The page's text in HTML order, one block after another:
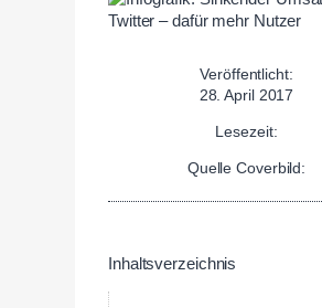
Veröffentlicht:
28. April 2017
Lesezeit:
Quelle Coverbild:
Inhaltsverzeichnis